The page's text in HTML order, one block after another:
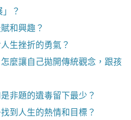
？
和興趣？
生挫折的勇氣？
麼讓自己拋開傳統觀念，跟孩
非題的遺毒留下最少？
到人生的熱情和目標？